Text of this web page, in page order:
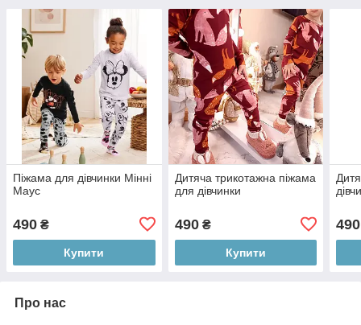
Піжама для дівчинки Мінні
Маус
490 ₴
Купити
Дитяча трикотажна піжама
для дівчинки
490₴
Купити
490
Про нас